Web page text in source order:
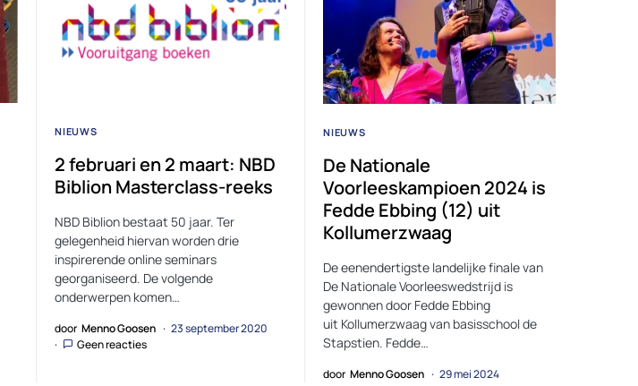
NIEUWS
2 februari en 2 maart: NBD
Biblion Masterclass-reeks
NBD Biblion bestaat 50 jaar. Ter
gelegenheid hiervan worden drie
inspirerende online seminars
georganiseerd. De volgende
onderwerpen komen…
door Menno Goosen
23 september 2020
Geen reacties
NIEUWS
De Nationale
Voorleeskampioen 2024 is
Fedde Ebbing (12) uit
Kollumerzwaag
De eenendertigste landelijke finale van
De Nationale Voorleeswedstrijd is
gewonnen door Fedde Ebbing
uit Kollumerzwaag van basisschool de
Stapstien. Fedde…
door Menno Goosen 29 mei 2024